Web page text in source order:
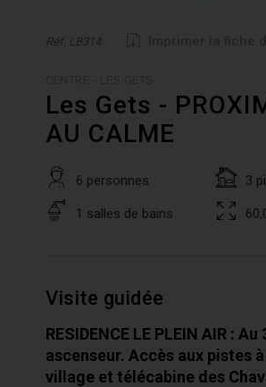
Réf. LB314
Les Gets -
AU CALME
6 personnes 3
1 salles de bains
Visite guidée
RESIDENCE LE PLEIN AIR :
ascenseur. Accès aux pistes
village et télécabine des